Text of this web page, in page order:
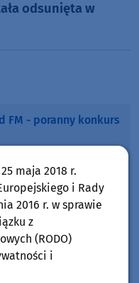
odsunięta w
stronastrona
FM - poranny konkurs
w Człuchowie
i ofertach najmu
ścian. Dlaczego
zyskują na
maja 2018 r.
i Rady
2016 r. w sprawie
z
(RODO)
i